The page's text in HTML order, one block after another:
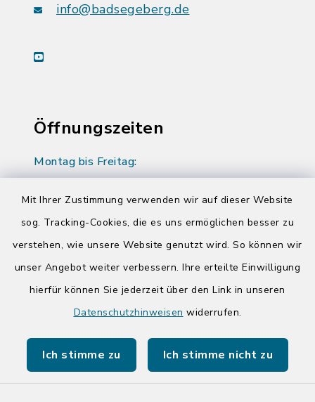
Mit Ihrer Zustimmung verwenden wir auf dieser Website
sog. Tracking-Cookies, die es uns ermöglichen besser zu
verstehen, wie unsere Website genutzt wird. So können wir
unser Angebot weiter verbessern. Ihre erteilte Einwilligung
hierfür können Sie jederzeit über den Link in unseren
Datenschutzhinweisen widerrufen.
Ich stimme zu Ich stimme nicht zu
info@badsegeberg.de
youtube
Öffnungszeiten
Montag bis Freitag:
Donnerstag zusätzlich:
14:00-17:00 Uhr
Quicklinks
Tourist-Info der Stadt Bad Segeberg